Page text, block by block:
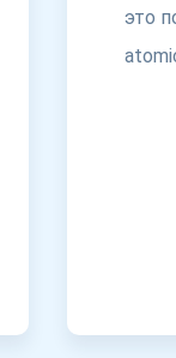
это